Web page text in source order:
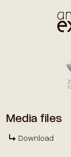
Media files
Download